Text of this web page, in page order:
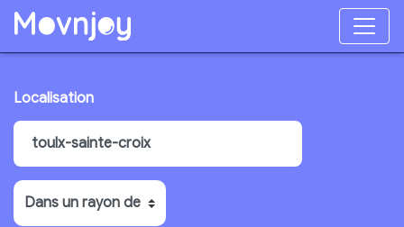
Localisation